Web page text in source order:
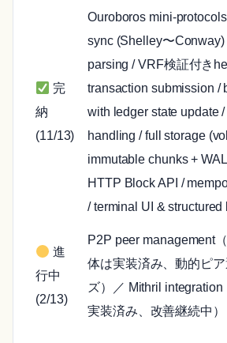
完
納
(11/13)
Ouroboros mini-
sync (Shelley〜
parsing / VRF検証付き
transaction submission /
with ledger state update
handling / full storage
immutable chunks +
HTTP Block API /
/ terminal UI & structured
進
行中
(2/13)
P2P peer management
体は実装済み、動的ピ
ズ）／ Mithril integration
実装済み、改善継続中）